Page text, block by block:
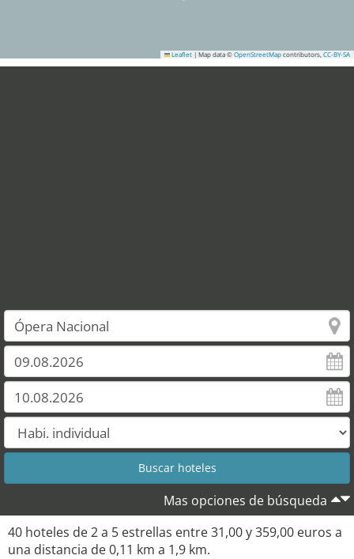
Leaflet | Map data © OpenStreetMap contributors, CC-BY-SA
Mas opciones de búsqueda
40 hoteles de 2 a 5 estrellas entre 31,00 y 359,00 euros a
una distancia de 0,11 km a 1,9 km.